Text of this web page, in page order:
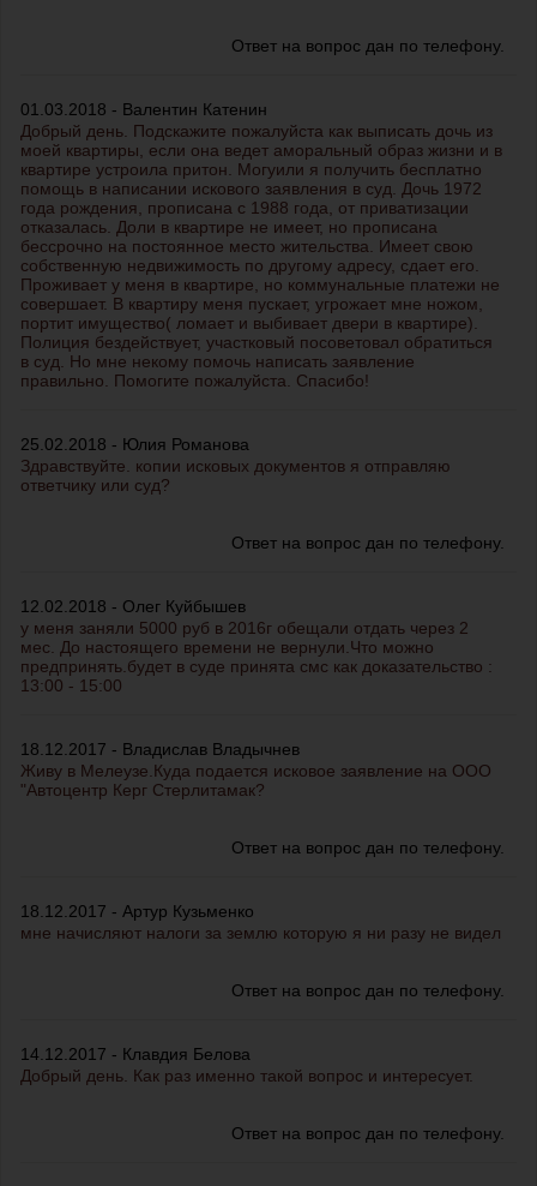
Ответ на вопрос дан по телефону.
01.03.2018 - Валентин Катенин
Добрый день. Подскажите пожалуйста как выписать дочь из
моей квартиры, если она ведет аморальный образ жизни и в
квартире устроила притон. Могуили я получить бесплатно
помощь в написании искового заявления в суд. Дочь 1972
года рождения, прописана с 1988 года, от приватизации
отказалась. Доли в квартире не имеет, но прописана
бессрочно на постоянное место жительства. Имеет свою
собственную недвижимость по другому адресу, сдает его.
Проживает у меня в квартире, но коммунальные платежи не
совершает. В квартиру меня пускает, угрожает мне ножом,
портит имущество( ломает и выбивает двери в квартире).
Полиция бездействует, участковый посоветовал обратиться
в суд. Но мне некому помочь написать заявление
правильно. Помогите пожалуйста. Спасибо!
25.02.2018 - Юлия Романова
Здравствуйте. копии исковых документов я отправляю
ответчику или суд?
Ответ на вопрос дан по телефону.
12.02.2018 - Олег Куйбышев
у меня заняли 5000 руб в 2016г обещали отдать через 2
мес. До настоящего времени не вернули.Что можно
предпринять.будет в суде принята смс как доказательство :
13:00 - 15:00
18.12.2017 - Владислав Владычнев
Живу в Мелеузе.Куда подается исковое заявление на ООО
"Автоцентр Керг Стерлитамак?
Ответ на вопрос дан по телефону.
18.12.2017 - Артур Кузьменко
мне начисляют налоги за землю которую я ни разу не видел
Ответ на вопрос дан по телефону.
14.12.2017 - Клавдия Белова
Добрый день. Как раз именно такой вопрос и интересует.
Ответ на вопрос дан по телефону.